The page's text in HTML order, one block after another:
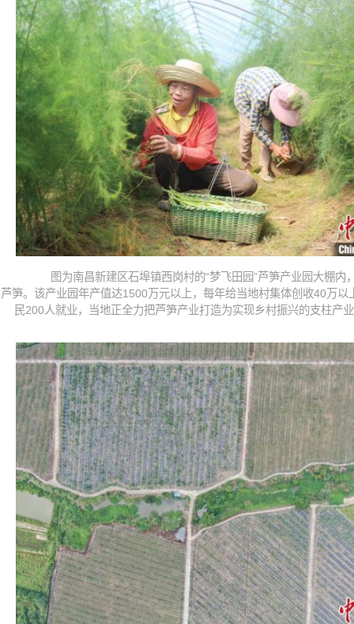
图为南昌新建区石埠镇西岗村的“梦飞田园”芦笋产业园大棚内
芦笋。该产业园年产值达1500万元以上，每年给当地村集体创收40万以
民200人就业，当地正全力把芦笋产业打造为实现乡村振兴的支柱产